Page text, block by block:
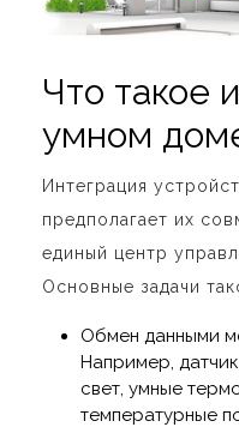
Что такое
умном
Интеграция
предполагает их
единый центр
Основные задачи
Обмен данными
Например,
свет, умные
температурные